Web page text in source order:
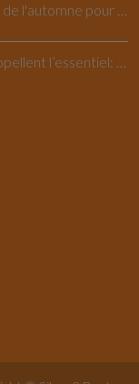
Vétérinaire La Ciotat - Les dangers de l'automne pour le chiens et les chats
À la Toussaint, nos animaux nous rappellent l’essentiel: vivre l’instant présent